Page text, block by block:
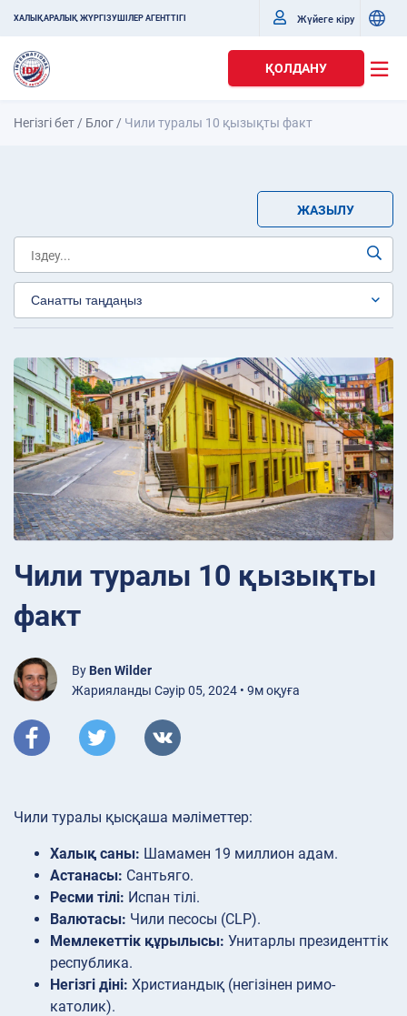
ХАЛЫҚАРАЛЫҚ ЖҮРГІЗУШІЛЕР АГЕНТТІГІ Жүйеге кіру
ҚОЛДАНУ
Негізгі бет / Блог / Чили туралы 10 қызықты факт
ЖАЗЫЛУ
Чили туралы 10 қызықты
факт
By Ben Wilder
Жарияланды Сәуір 05, 2024 • 9м оқуға
Чили туралы қысқаша мәліметтер:
Халық саны: Шамамен 19 миллион адам.
Астанасы: Сантьяго.
Ресми тілі: Испан тілі.
Валютасы: Чили песосы (CLP).
Мемлекеттік құрылысы: Унитарлы президенттік
республика.
Негізгі діні: Христиандық (негізінен римо-
католик).